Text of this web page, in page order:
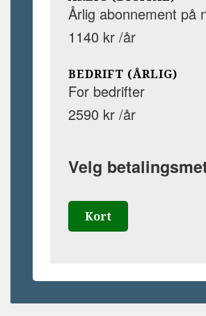
Årlig abonnement på
1140 kr /år
BEDRIFT (ÅRLIG)
For bedrifter
2590 kr /år
Velg
Kort